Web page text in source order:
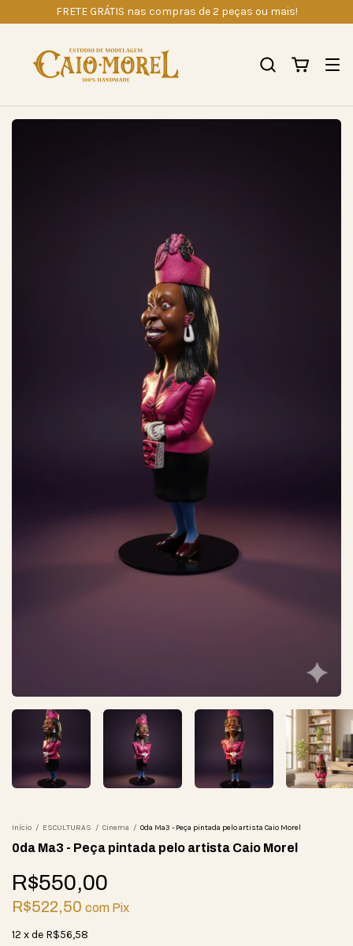
FRETE GRÁTIS nas compras de 2 peças ou mais!
Início / ESCULTURAS / Cinema / 0da Ma3 - Peça pintada pelo artista Caio Morel
0da Ma3 - Peça pintada pelo artista Caio Morel
R$550,00
R$522,50 com Pix
12 xde R$56,58